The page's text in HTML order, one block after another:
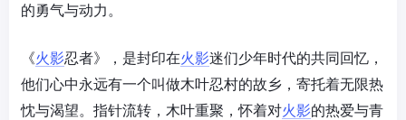
的勇气与动力。
《火影忍者》，是封印在火影迷们少年时代的共同回忆，
他们心中永远有一个叫做木叶忍村的故乡，寄托着无限热
忱与渴望。指针流转，木叶重聚，怀着对火影的热爱与青